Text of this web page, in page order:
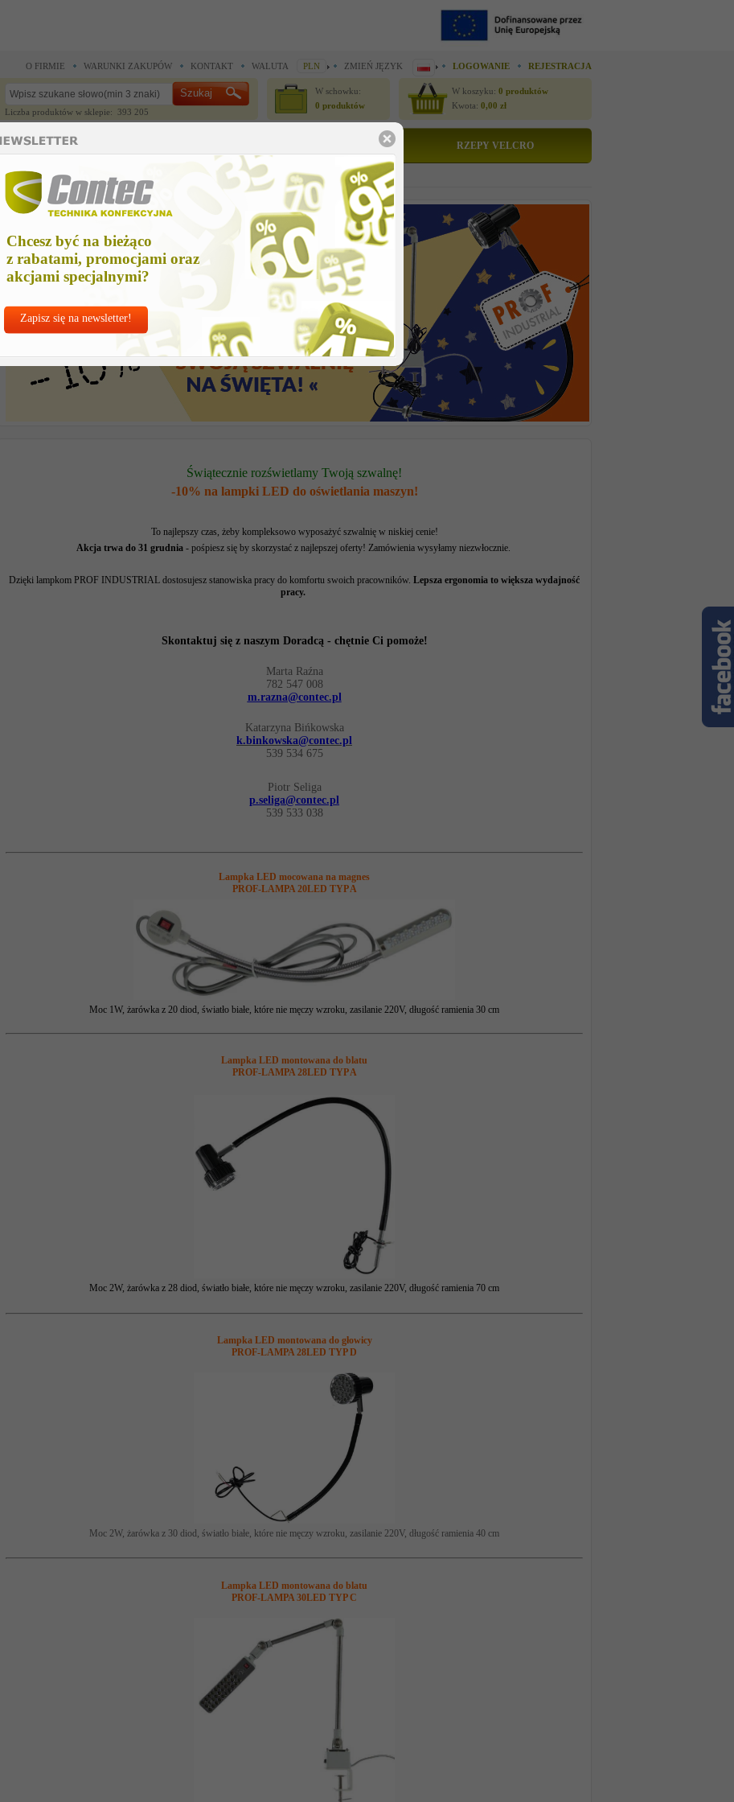
Chcesz być na bieżąco
z rabatami, promocjami oraz
akcjami specjalnymi?
Zapisz się na newsletter!
O FIRMIE WARUNKI ZAKUPÓW KONTAKT WALUTA PLN ZMIEŃ JĘZYK LOGOWANIE REJESTRACJA
Liczba produktów w sklepie: 393 205
W schowku:
0 produktów
W koszyku: 0 produktów
Kwota: 0,00 zł
CZĘŚCI ZAMIENNE RZEPY VELCRO
Świątecznie rozświetlamy Twoją szwalnę!
-10% na lampki LED do oświetlania maszyn!
To najlepszy czas, żeby kompleksowo wyposażyć szwalnię w niskiej cenie!
Akcja trwa do 31 grudnia- pośpiesz się by skorzystać z najlepszej oferty! Zamówienia wysyłamy niezwłocznie.
Dzięki lampkom PROF INDUSTRIAL dostosujesz stanowiska pracy do komfortu swoich pracowników. Lepsza ergonomia to większa wydajność
pracy.
Skontaktuj się z naszym Doradcą - chętnie Ci pomoże!
Marta Raźna
782 547 008
m.razna@contec.pl
Katarzyna Bińkowska
k.binkowska@contec.pl
539 534 675
Piotr Seliga
p.seliga@contec.pl
539 533 038
Lampka LED mocowana na magnes
PROF-LAMPA 20LED TYP A
Moc 1W, żarówka z 20 diod, światło białe, które nie męczy wzroku, zasilanie 220V, długość ramienia 30 cm
Lampka LED montowana do blatu
PROF-LAMPA 28LED TYP A
Moc 2W, żarówka z 28 diod, światło białe, które nie męczy wzroku, zasilanie 220V, długość ramienia 70 cm
Lampka LED montowana do głowicy
PROF-LAMPA 28LED TYP D
Moc 2W, żarówka z 30 diod, światło białe, które nie męczy wzroku, zasilanie 220V, długość ramienia 40 cm
Lampka LED montowana do blatu
PROF-LAMPA 30LED TYP C